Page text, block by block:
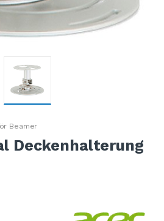
Beamer
Deckenhalterung